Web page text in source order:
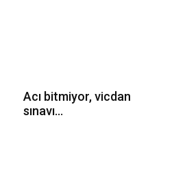
Acı bitmiyor, vicdan
sınavı...